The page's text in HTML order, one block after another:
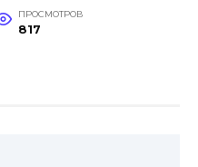
ПРОСМОТРОВ
817